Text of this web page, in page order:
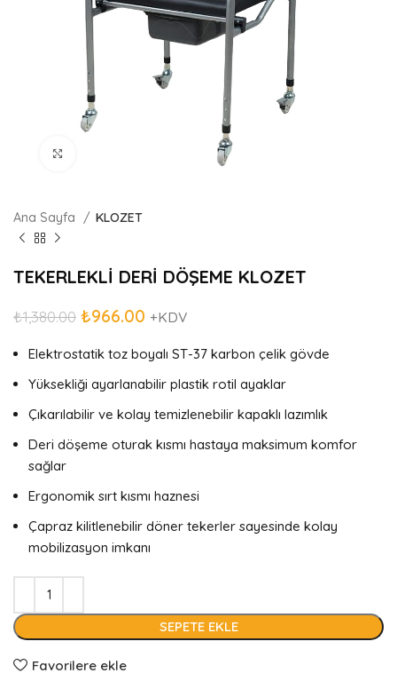
Ana Sayfa KLOZET
TEKERLEKLİ DERİ DÖŞEME KLOZET
₺1,380.00 ₺966.00 +KDV
Elektrostatik toz boyalı ST-37 karbon çelik gövde
Yüksekliği ayarlanabilir plastik rotil ayaklar
Çıkarılabilir ve kolay temizlenebilir kapaklı lazımlık
Deri döşeme oturak kısmı hastaya maksimum komfor
sağlar
Ergonomik sırt kısmı haznesi
Çapraz kilitlenebilir döner tekerler sayesinde kolay
mobilizasyon imkanı
SEPETE EKLE
Favorilere ekle